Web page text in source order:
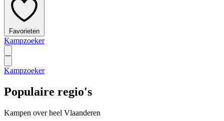
Favorieten
Kampzoeker
Kampzoeker
Populaire regio's
Kampen over heel Vlaanderen